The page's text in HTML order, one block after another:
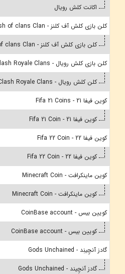
اکانت کلش رویال
کلن بازی کلش آف کلنز - Clash of clans Clan
کلن بازی کلش آف کلنز - Clash of clans Clan
کلن بازی کلش رویال - Clash Royale Clans
کلن کلش رویال - Clash Royale Clans
کوین فیفا 21 - Fifa 21 Coins
کوین فیفا 21 - Fifa 21 Coin
کوین فیفا 22 - Fifa 22 Coin
کوین فیفا 22 - Fifa 22 Coin
کوین ماینکرافت - Minecraft Coin
کوین ماینکرافت - Minecraft Coin
کویین بیس - CoinBase account
کویین بیس - CoinBase account
گادز آنچِینِد - Gods Unchained
گادز آنچِیند - Gods Unchained